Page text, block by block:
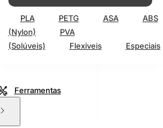
PLA PETG ASA ABS
(Nylon)
PVA
(Solúveis)
Flexiveis Especiais
Ferramentas